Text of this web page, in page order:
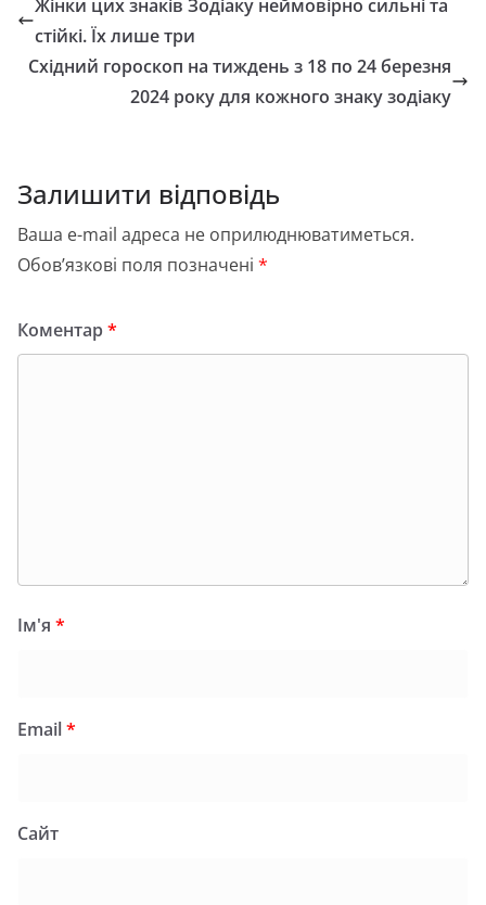
b
o
d
o
n
т
и
Жінки цих знаків Зодіаку неймовірно сильні та
стійкі. Їх лише три
Східний гороскоп на тиждень з 18 по 24 березня
2024 року для кожного знаку зодіаку
Залишити відповідь
Ваша e-mail адреса не оприлюднюватиметься.
Обов’язкові поля позначені *
Коментар*
Ім'я *
Email*
Сайт